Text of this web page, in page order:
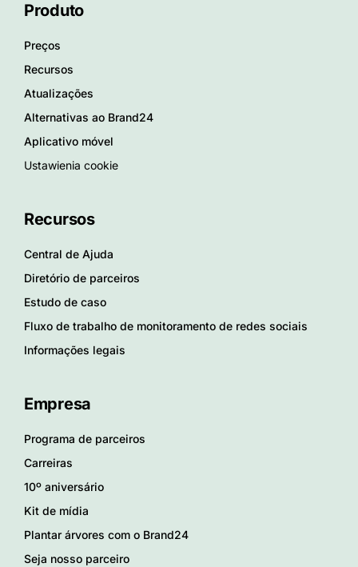
Produto
Preços
Recursos
Atualizações
Alternativas ao Brand24
Aplicativo móvel
Ustawienia cookie
Recursos
Central de Ajuda
Diretório de parceiros
Estudo de caso
Fluxo de trabalho de monitoramento de redes sociais
Informações legais
Empresa
Programa de parceiros
Carreiras
10º aniversário
Kit de mídia
Plantar árvores com o Brand24
Seja nosso parceiro